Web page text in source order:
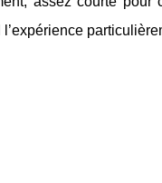
l’expérience